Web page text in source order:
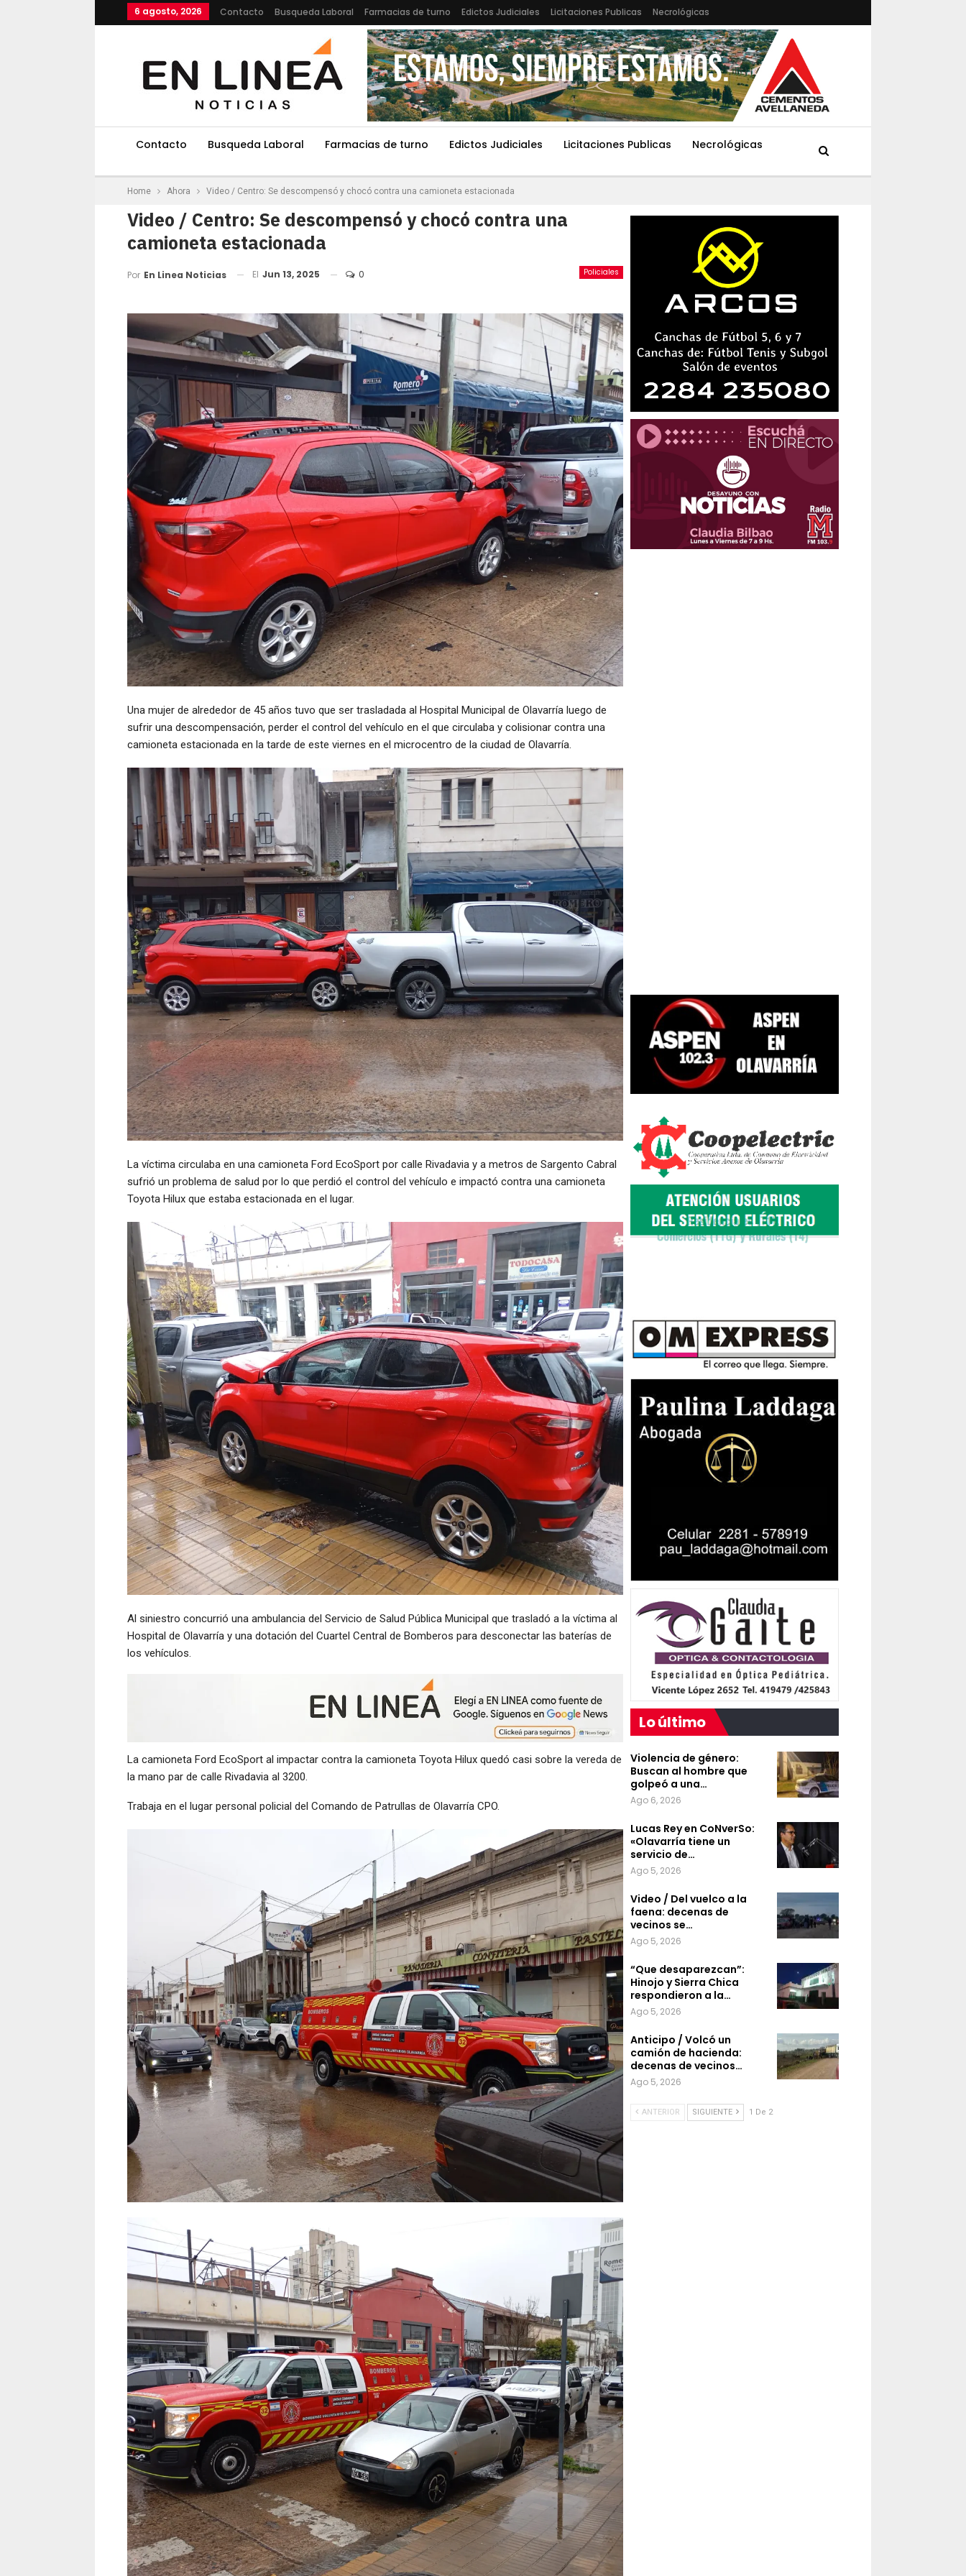
6 agosto, 2026 Contacto Busqueda Laboral Farmacias de turno Edictos Judiciales Licitaciones Publicas Necrológicas
Contacto Busqueda Laboral Farmacias de turno Edictos Judiciales Licitaciones Publicas Necrológicas
Home Ahora Video / Centro: Se descompensó y chocó contra una camioneta estacionada
Video / Centro: Se descompensó y chocó contra una
camioneta estacionada
Policiales
Por En Linea Noticias El Jun 13, 2025 0
Una mujer de alrededor de 45 años tuvo que ser trasladada al Hospital Municipal de Olavarría luego de
sufrir una descompensación, perder el control del vehículo en el que circulaba y colisionar contra una
camioneta estacionada en la tarde de este viernes en el microcentro de la ciudad de Olavarría.
La víctima circulaba en una camioneta Ford EcoSport por calle Rivadavia y a metros de Sargento Cabral
sufrió un problema de salud por lo que perdió el control del vehículo e impactó contra una camioneta
Toyota Hilux que estaba estacionada en el lugar.
Al siniestro concurrió una ambulancia del Servicio de Salud Pública Municipal que trasladó a la víctima al
Hospital de Olavarría y una dotación del Cuartel Central de Bomberos para desconectar las baterías de
los vehículos.
La camioneta Ford EcoSport al impactar contra la camioneta Toyota Hilux quedó casi sobre la vereda de
la mano par de calle Rivadavia al 3200.
Trabaja en el lugar personal policial del Comando de Patrullas de Olavarría CPO.
Lo último
Violencia de género:
Buscan al hombre que
golpeó a una…
Ago 6, 2026
Lucas Rey en CoNverSo:
«Olavarría tiene un
servicio de…
Ago 5, 2026
Video / Del vuelco a la
faena: decenas de
vecinos se…
Ago 5, 2026
“Que desaparezcan”:
Hinojo y Sierra Chica
respondieron a la…
Ago 5, 2026
Anticipo / Volcó un
camión de hacienda:
decenas de vecinos…
Ago 5, 2026
ANTERIOR SIGUIENTE 1 De 2